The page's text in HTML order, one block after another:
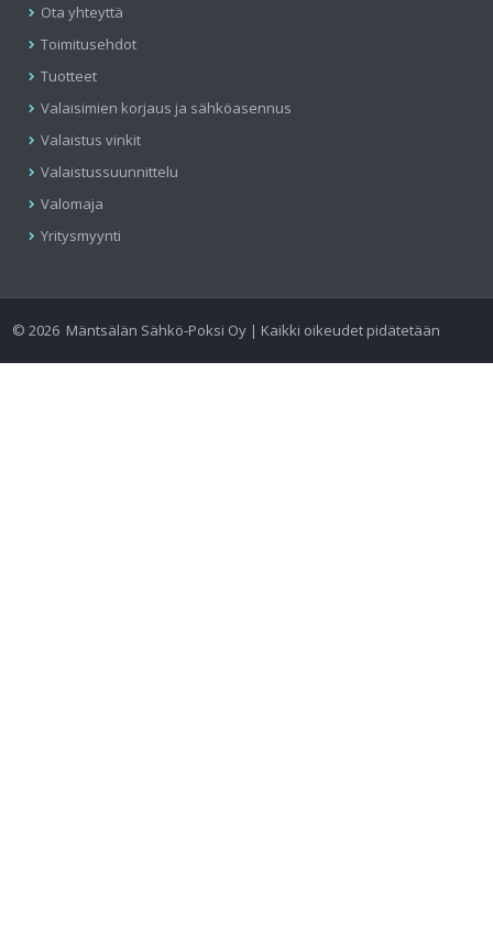
Ota yhteyttä
Toimitusehdot
Tuotteet
Valaisimien korjaus ja sähköasennus
Valaistus vinkit
Valaistussuunnittelu
Valomaja
Yritysmyynti
©2026 Mäntsälän Sähkö-Poksi Oy | Kaikki oikeudet pidätetään